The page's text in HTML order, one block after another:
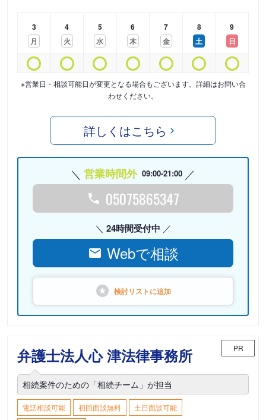
3
月
4
火
5
水
6
木
7
金
8
土
9
日
※営業日・相談可能日が変更となる場合もございます。詳細はお問い合
わせください。
詳しくはこちら
営業時間外 09:00-21:00
05075865347
24時間受付中
Webで相談
検討リストに追加
弁護士法人心 津法律事務所 PR
相続案件のための「相続チーム」が担当
電話相談可能 初回面談無料 土日面談可能